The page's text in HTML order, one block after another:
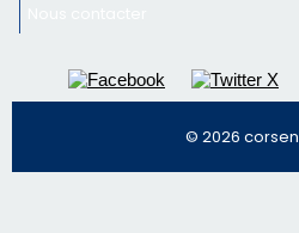
nos meilleurs articles